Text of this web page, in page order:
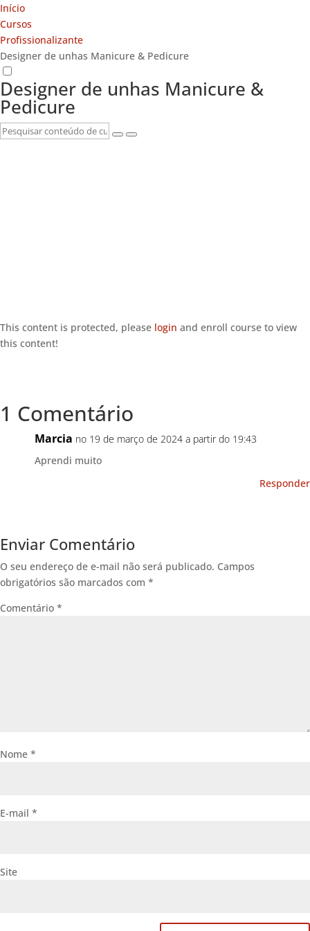
Início
Cursos
Profissionalizante
Designer de unhas Manicure & Pedicure
Designer de unhas Manicure &
Pedicure
This content is protected, please login and enroll course to view
this content!
1 Comentário
Marcia no 19 de março de 2024 a partir do 19:43
Aprendi muito
Responder
Enviar Comentário
O seu endereço de e-mail não será publicado. Campos
obrigatórios são marcados com *
Comentário *
Nome *
E-mail *
Site